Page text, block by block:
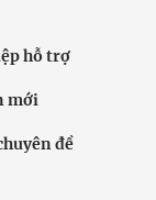
hỗ trợ
mới
đề